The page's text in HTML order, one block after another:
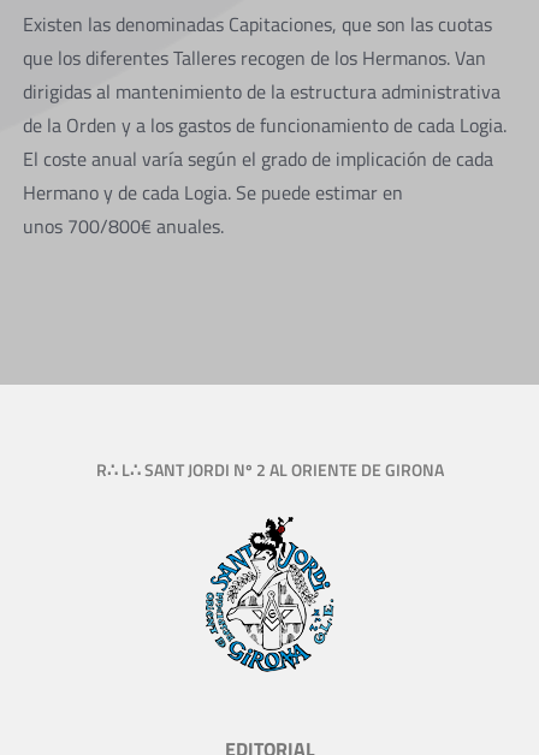
Existen las denominadas Capitaciones, que son las cuotas
que los diferentes Talleres recogen de los Hermanos. Van
dirigidas al mantenimiento de la estructura administrativa
de la Orden y a los gastos de funcionamiento de cada Logia.
El coste anual varía según el grado de implicación de cada
Hermano y de cada Logia. Se puede estimar en
unos 700/800€ anuales.
R∴ L∴ SANT JORDI Nº 2 AL ORIENTE DE GIRONA
EDITORIAL